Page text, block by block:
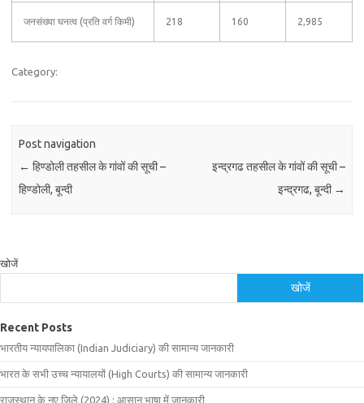
जनसंख्या घनत्व (प्रति वर्ग किमी) 218 160 2,985
Category:
Post navigation
← हिण्डोली तहसील के गांवों की सूची –
हिण्डोली, बून्दी
इन्द्रगढ तहसील के गांवों की सूची –
इन्द्रगढ, बून्दी →
खोजें
खोजें
Recent Posts
भारतीय न्यायपालिका (Indian Judiciary) की सामान्य जानकारी
भारत के सभी उच्च न्यायालयों (High Courts) की सामान्य जानकारी
राजस्थान के नए जिले (2024) : आसान भाषा में जानकारी